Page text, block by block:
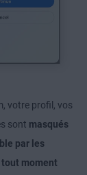
votre profil, vos
sont masqués
par les
moment